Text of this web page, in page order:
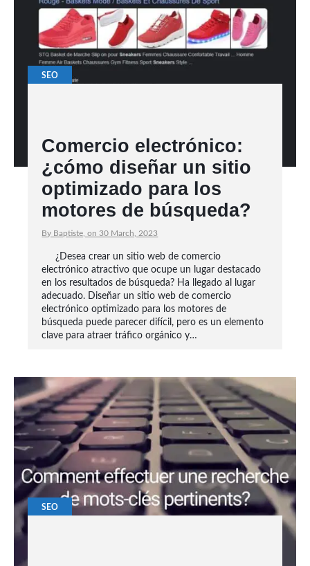
SEO
Comercio electrónico:
¿cómo diseñar un sitio
optimizado para los
motores de búsqueda?
By Baptiste, on 30 March, 2023
¿Desea crear un sitio web de comercio
electrónico atractivo que ocupe un lugar destacado
en los resultados de búsqueda? Ha llegado al lugar
adecuado. Diseñar un sitio web de comercio
electrónico optimizado para los motores de
búsqueda puede parecer difícil, pero es un elemento
clave para atraer tráfico orgánico y…
SEO